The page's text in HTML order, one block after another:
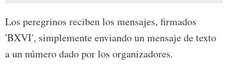
Los peregrinos reciben los mensajes, firmados
'BXVI', simplemente enviando un mensaje de texto
a un número dado por los organizadores.